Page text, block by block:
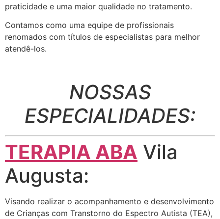
praticidade e uma maior qualidade no tratamento.
Contamos como uma equipe de profissionais
renomados com títulos de especialistas para melhor
atendê-los.
NOSSAS
ESPECIALIDADES:
TERAPIA ABA Vila
Augusta:
Visando realizar o acompanhamento e desenvolvimento
de Crianças com Transtorno do Espectro Autista (TEA),